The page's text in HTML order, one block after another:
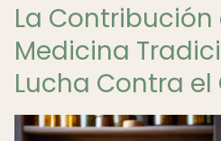
La Contribución
Medicina
Lucha Contra